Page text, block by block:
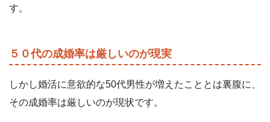
す。
５０代の成婚率は厳しいのが現実
しかし婚活に意欲的な50代男性が増えたこととは裏腹に、
その成婚率は厳しいのが現状です。